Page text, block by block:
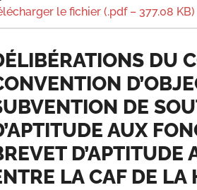
le fichier (.pdf – 377.08 KB)
DU
DE
AUX
LA CAF DE